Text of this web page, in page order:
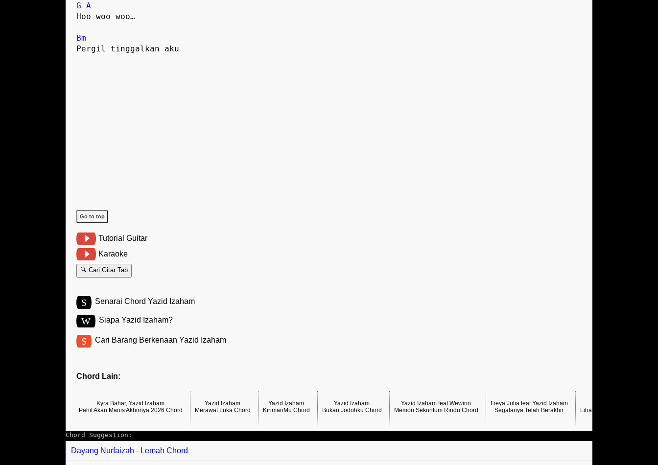
G A
Hoo woo woo…
Bm
Pergil tinggalkan aku
Go to top
Tutorial Guitar
Karaoke
🔍 Cari Gitar Tab
S Senarai Chord Yazid Izaham
W Siapa Yazid Izaham?
S Cari Barang Berkenaan Yazid Izaham
Chord Lain:
Kyra Bahar, Yazid Izaham
Pahit Akan Manis Akhirnya 2026 Chord
Yazid Izaham
Merawat Luka Chord
Yazid Izaham
KirimanMu Chord
Yazid Izaham
Bukan Jodohku Chord
Yazid Izaham feat Wewinn
Memori Sekuntum Rindu Chord
Fieya Julia feat Yazid Izaham
Segalanya Telah Berakhir
Lihat Lagi Chord Kyra
Chord Suggestion:
Dayang Nurfaizah - Lemah Chord